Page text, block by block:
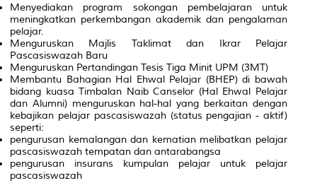
Menyediakan program sokongan pembelajaran untuk
meningkatkan perkembangan akademik dan pengalaman
pelajar.
Menguruskan Majlis Taklimat dan Ikrar Pelajar
Pascasiswazah Baru
Menguruskan Pertandingan Tesis Tiga Minit UPM (3MT)
Membantu Bahagian Hal Ehwal Pelajar (BHEP) di bawah
bidang kuasa Timbalan Naib Canselor (Hal Ehwal Pelajar
dan Alumni) menguruskan hal-hal yang berkaitan dengan
kebajikan pelajar pascasiswazah (status pengajian - aktif)
seperti:
pengurusan kemalangan dan kematian melibatkan pelajar
pascasiswazah tempatan dan antarabangsa
pengurusan insurans kumpulan pelajar untuk pelajar
pascasiswazah